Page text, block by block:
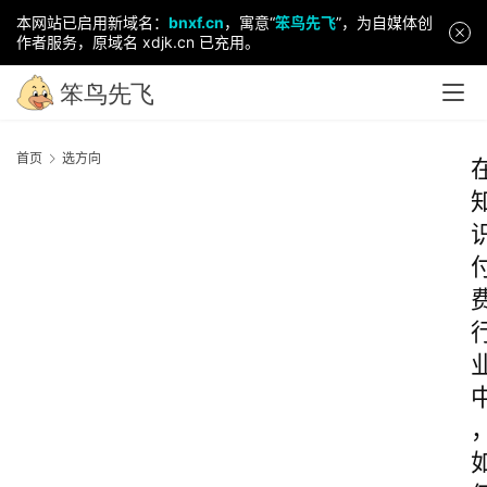
本网站已启用新域名： bnxf.cn，寓意“笨鸟先飞”，为自媒体创
作者服务，原域名 xdjk.cn 已充用。
首页 选方向